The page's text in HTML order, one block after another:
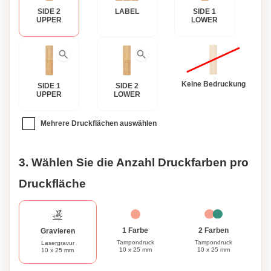
eine besondere Person zu kreieren. Ob für sich selbst oder
als nachdenkliches Geschenk, unser natürliches
Lippenbalsam in einem Bambusgehäuse ist ein Must-
Have-Accessoire für jeden, der auf umweltbewusste
Lippenpflege achtet.
SIDE 2
UPPER
LABEL
SIDE 1
LOWER
SIDE 1
UPPER
SIDE 2
LOWER
Keine Bedruckung
Mehrere Druckflächen auswählen
3. Wählen Sie die Anzahl Druckfarben pro
Druckfläche
Gravieren
Lasergravur
10 x 25 mm
1 Farbe
Tampondruck
10 x 25 mm
2 Farben
Tampondruck
10 x 25 mm